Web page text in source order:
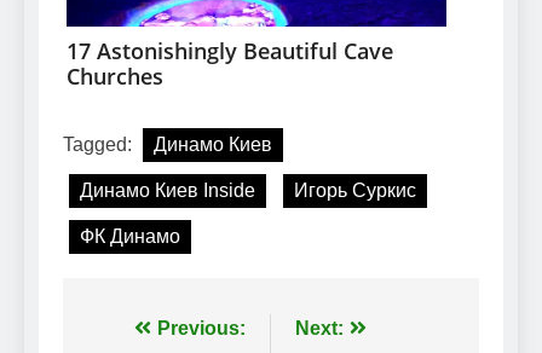
Tagged: Динамо Киев
Динамо Киев Inside Игорь Суркис
ФК Динамо
Навігація
Previous: Next: